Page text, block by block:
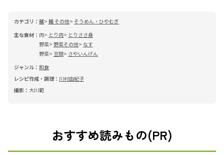
カテゴリ： 麺 麺 その他 そうめん・ひやむぎ
主な食材： 肉 とり肉
とりささ身
野菜
野菜その他
なす
野菜
豆類
さやいんげん
ジャンル： 和食
レシピ作成・調理： 川村由紀子
撮影： 大川範
おすすめ読みもの(PR)